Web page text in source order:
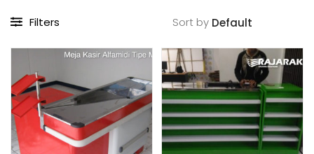
Filters Sort by